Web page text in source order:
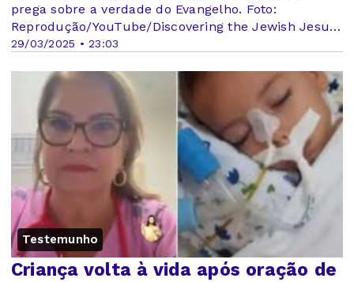
29/03/2025 • 23:03
prega sobre a verdade do Evangelho. Foto:
Reprodução/YouTube/Discovering the Jewish Jesus
with Rabbi Schneider
Testemunho
Criança volta à vida após oração de